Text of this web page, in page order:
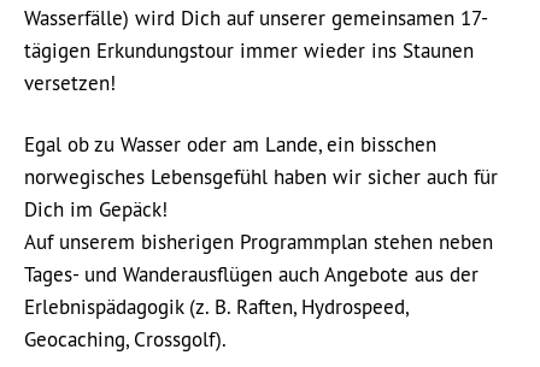
Wasserfälle) wird Dich auf unserer gemeinsamen 17-
tägigen Erkundungstour immer wieder ins Staunen
versetzen!
Egal ob zu Wasser oder am Lande, ein bisschen
norwegisches Lebensgefühl haben wir sicher auch für
Dich im Gepäck!
Auf unserem bisherigen Programmplan stehen neben
Tages- und Wanderausflügen auch Angebote aus der
Erlebnispädagogik (z. B. Raften, Hydrospeed,
Geocaching, Crossgolf).